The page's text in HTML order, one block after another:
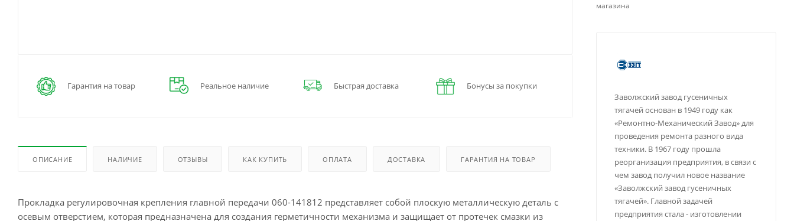
Гарантия на товар Реальное наличие Быстрая доставка Бонусы за покупки
ОПИСАНИЕ НАЛИЧИЕ ОТЗЫВЫ КАК КУПИТЬ ОПЛАТА ДОСТАВКА ГАРАНТИЯ НА ТОВАР
Прокладка регулировочная крепления главной передачи 060-141812 представляет собой плоскую металлическую деталь с
осевым отверстием, которая предназначена для создания герметичности механизма и защищает от протечек смазки из
магазина
Заволжский завод гусеничных
тягачей основан в 1949 году как
«Ремонтно-Механический Завод» для
проведения ремонта разного вида
техники. В 1967 году прошла
реорганизация предприятия, в связи с
чем завод получил новое название
«Заволжский завод гусеничных
тягачей». Главной задачей
предприятия стала - изготовлении